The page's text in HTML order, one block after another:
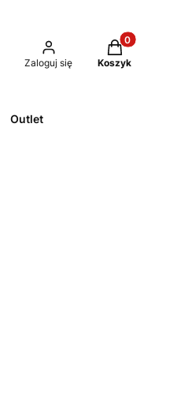
Zaloguj się
Produkty w
Koszyk
Outlet